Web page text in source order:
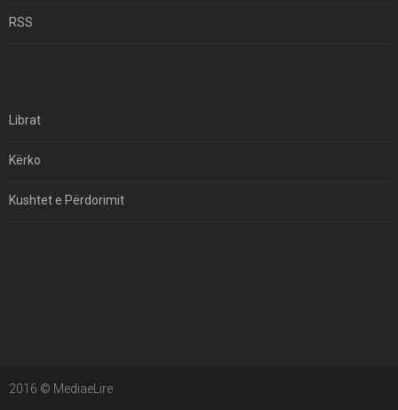
RSS
Librat
Kërko
Kushtet e Përdorimit
2016 © MediaeLire